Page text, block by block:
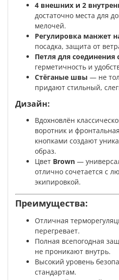
4 внешних и 2
достаточно места для
мелочей.
Регулировка манжет
посадка, защита от
Петля для
герметичность и
Стёганые швы — не
придают стильный,
Дизайн:
Вдохновлён
воротник и
кнопками создают
образ.
Цвет Brown —
отлично сочетается с
экипировкой.
Преимущества:
Отличная
перегревает.
Полная всепогодная
не проникают внутрь.
Высокий уровень
стандартам.